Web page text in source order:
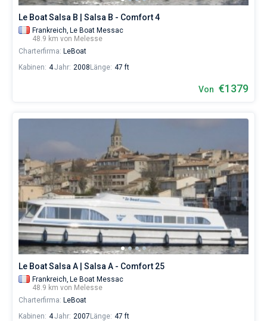
Le Boat Salsa B | Salsa B - Comfort 4
Frankreich, Le Boat Messac
48.9 km von Melesse
Charterfirma: LeBoat
Kabinen: 4Jahr: 2008 Länge: 47 ft
Von €1379
Le Boat Salsa A | Salsa A - Comfort 25
Frankreich, Le Boat Messac
48.9 km von Melesse
Charterfirma: LeBoat
Kabinen: 4Jahr: 2007 Länge: 47 ft